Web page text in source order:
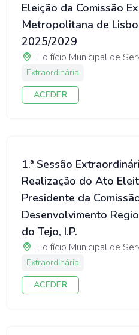
Eleição da Comissão
Metropolitana de
2025/2029
Edifício Municipal de
Extraordinária
ACEDER
1.ª Sessão
Realização do Ato
Presidente da
Desenvolvimento
do Tejo, I.P.
Edifício Municipal de
Extraordinária
ACEDER